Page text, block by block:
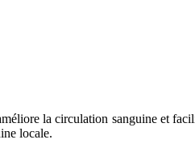
la circulation sanguine et
locale.